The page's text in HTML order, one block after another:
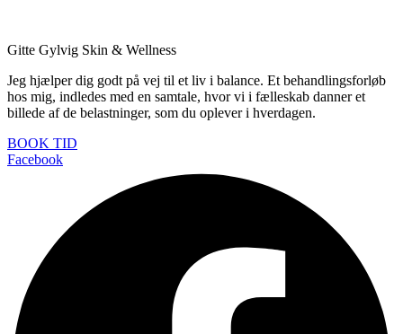
Gitte Gylvig Skin & Wellness
Jeg hjælper dig godt på vej til et liv i balance. Et behandlingsforløb
hos mig, indledes med en samtale, hvor vi i fælleskab danner et
billede af de belastninger, som du oplever i hverdagen.
BOOK TID
Facebook